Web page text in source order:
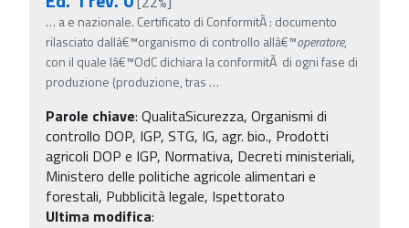
… a e nazionale. Certificato di ConformitÃ : documento
rilasciato dallâ€™organismo di controllo allâ€™operatore,
con il quale lâ€™OdC dichiara la conformitÃ di ogni fase di
produzione (produzione, tras …
Parole chiave: QualitaSicurezza, Organismi di
controllo DOP, IGP, STG, IG, agr. bio., Prodotti
agricoli DOP e IGP, Normativa, Decreti ministeriali,
Ministero delle politiche agricole alimentari e
forestali, Pubblicità legale, Ispettorato
Ultima modifica: